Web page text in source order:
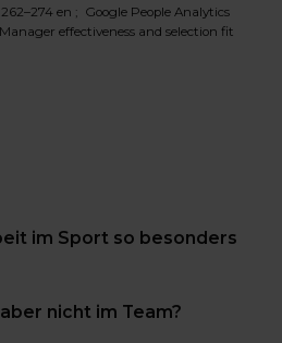
en ; Google People Analytics
effectiveness and selection fit
im Sport so besonders
nicht im Team?